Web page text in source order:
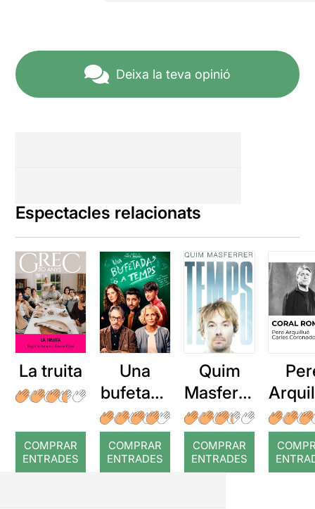
Deixa la teva opinió
Espectacles relacionats
La truita
COMPRAR
ENTRADES
Una
bufetada
a temps
COMPRAR
ENTRADES
Quim
Masferre
r: Temps
COMPRAR
ENTRADES
: